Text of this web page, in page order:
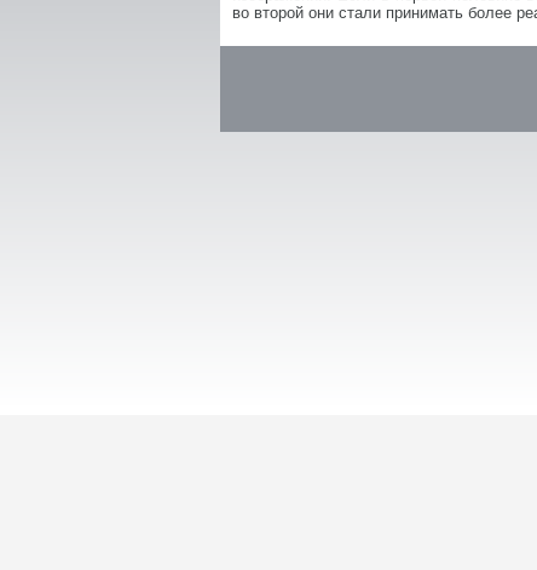
во второй они стали принимать более